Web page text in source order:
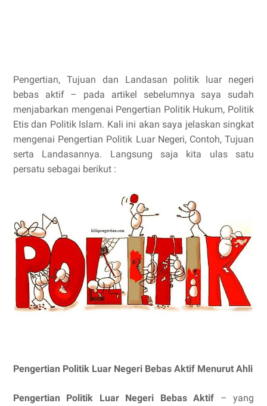
Pengertian, Tujuan dan Landasan politik luar negeri
bebas aktif – pada artikel sebelumnya saya sudah
menjabarkan mengenai Pengertian Politik Hukum, Politik
Etis dan Politik Islam. Kali ini akan saya jelaskan singkat
mengenai Pengertian Politik Luar Negeri, Contoh, Tujuan
serta Landasannya. Langsung saja kita ulas satu
persatu sebagai berikut :
Pengertian Politik Luar Negeri Bebas Aktif Menurut Ahli
Pengertian Politik Luar Negeri Bebas Aktif – yang